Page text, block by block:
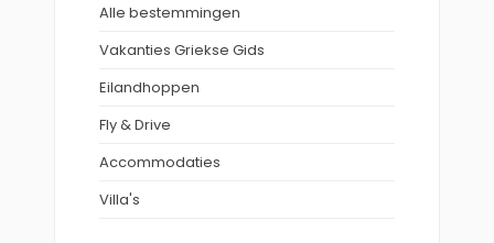
Alle bestemmingen
Vakanties Griekse Gids
Eilandhoppen
Fly & Drive
Accommodaties
Villa's